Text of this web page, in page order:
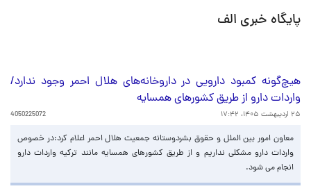
پایگاه خبری الف
هیچ‌گونه کمبود دارویی در داروخانه‌های هلال احمر وجود ندارد/
واردات دارو از طریق کشورهای همسایه
۲۵ اردیبهشت ۱۴۰۵، ۱۷:۴۲ 4050225072
معاون امور بین الملل و حقوق بشردوستانه جمعیت هلال احمر اعلام کرد:در خصوص
واردات دارو مشکلی نداریم و از طریق کشورهای همسایه مانند ترکیه واردات دارو
انجام می شود.